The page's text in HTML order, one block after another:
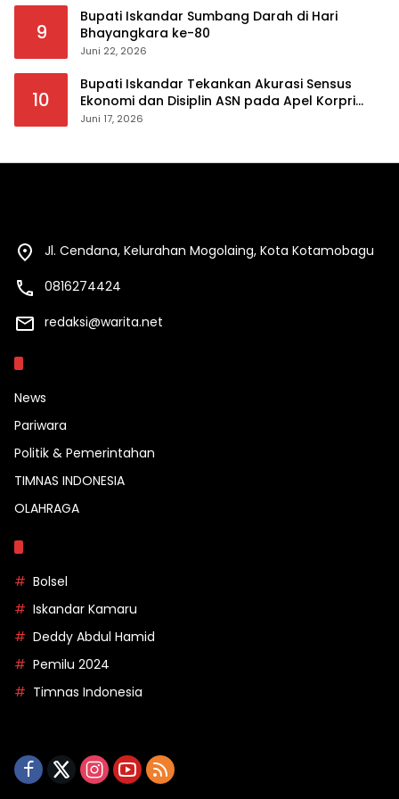
9
Bupati Iskandar Sumbang Darah di Hari
Bhayangkara ke-80
Juni 22, 2026
10
Bupati Iskandar Tekankan Akurasi Sensus
Ekonomi dan Disiplin ASN pada Apel Korpri
Pemkab Bolsel
Juni 17, 2026
Jl. Cendana, Kelurahan Mogolaing, Kota Kotamobagu
0816274424
redaksi@warita.net
News
Pariwara
Politik & Pemerintahan
TIMNAS INDONESIA
OLAHRAGA
Bolsel
Iskandar Kamaru
Deddy Abdul Hamid
Pemilu 2024
Timnas Indonesia